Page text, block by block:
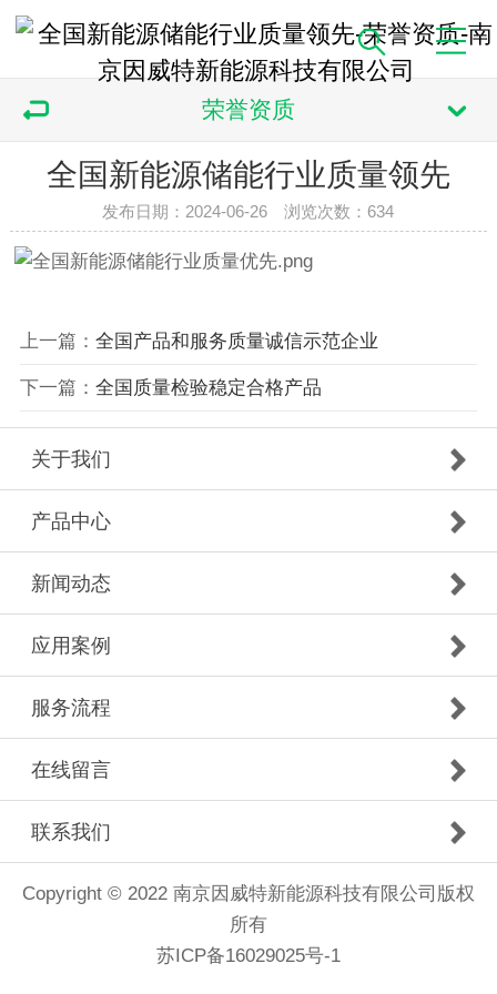
荣誉资质
全国新能源储能行业质量领先
发布日期：2024-06-26 浏览次数： 634
上一篇： 全国产品和服务质量诚信示范企业
下一篇： 全国质量检验稳定合格产品
关于我们
产品中心
新闻动态
应用案例
服务流程
在线留言
联系我们
Copyright © 2022 南京因威特新能源科技有限公司版权
所有
苏ICP备16029025号-1